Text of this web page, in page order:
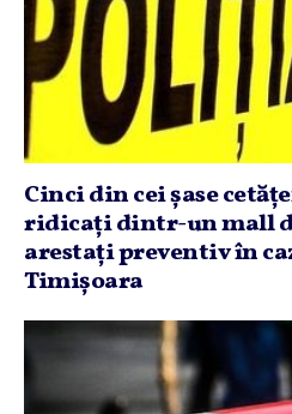
Cinci din cei şase
ridicaţi dintr-un mall
arestaţi preventiv în
Timişoara